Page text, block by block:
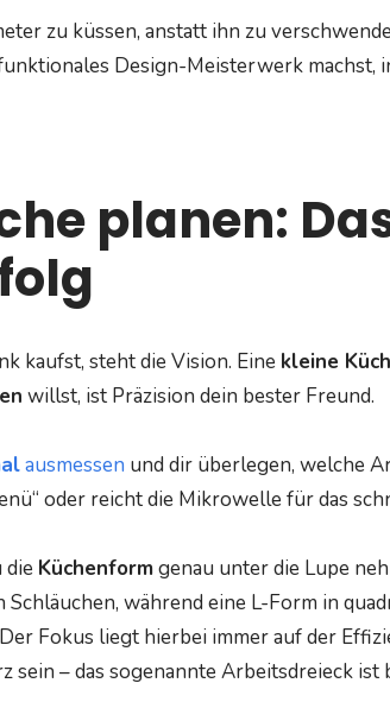
zu küssen, anstatt ihn zu
Design-Meisterwerk machst,
planen:
kaufst, steht die Vision. Eine kleine
willst, ist Präzision dein bester Freund.
ausmessen und dir überlegen, welche
oder reicht die Mikrowelle für das
die Küchenformgenau unter die Lupe
Schläuchen, während eine L-Form in
Fokus liegt hierbei immer auf der
sein – das sogenannte Arbeitsdreieck ist